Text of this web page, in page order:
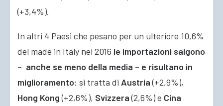
(+3,4%).
In altri 4 Paesi che pesano per un ulteriore 10,6%
del made in Italy nel 2016 le importazioni salgono
– anche se meno della media – e risultano in
miglioramento: si tratta di Austria(+2,9%),
Hong Kong(+2,6%), Svizzera(2,6%) e Cina